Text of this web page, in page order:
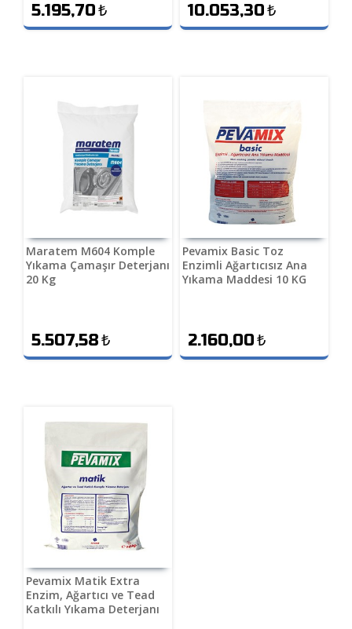
5.195,70₺ 10.053,30₺
Maratem M604 Komple
Yıkama Çamaşır Deterjanı
20 Kg
5.507,58₺
Pevamix Basic Toz
Enzimli Ağartıcısız Ana
Yıkama Maddesi 10 KG
2.160,00₺
Pevamix Matik Extra
Enzim, Ağartıcı ve Tead
Katkılı Yıkama Deterjanı